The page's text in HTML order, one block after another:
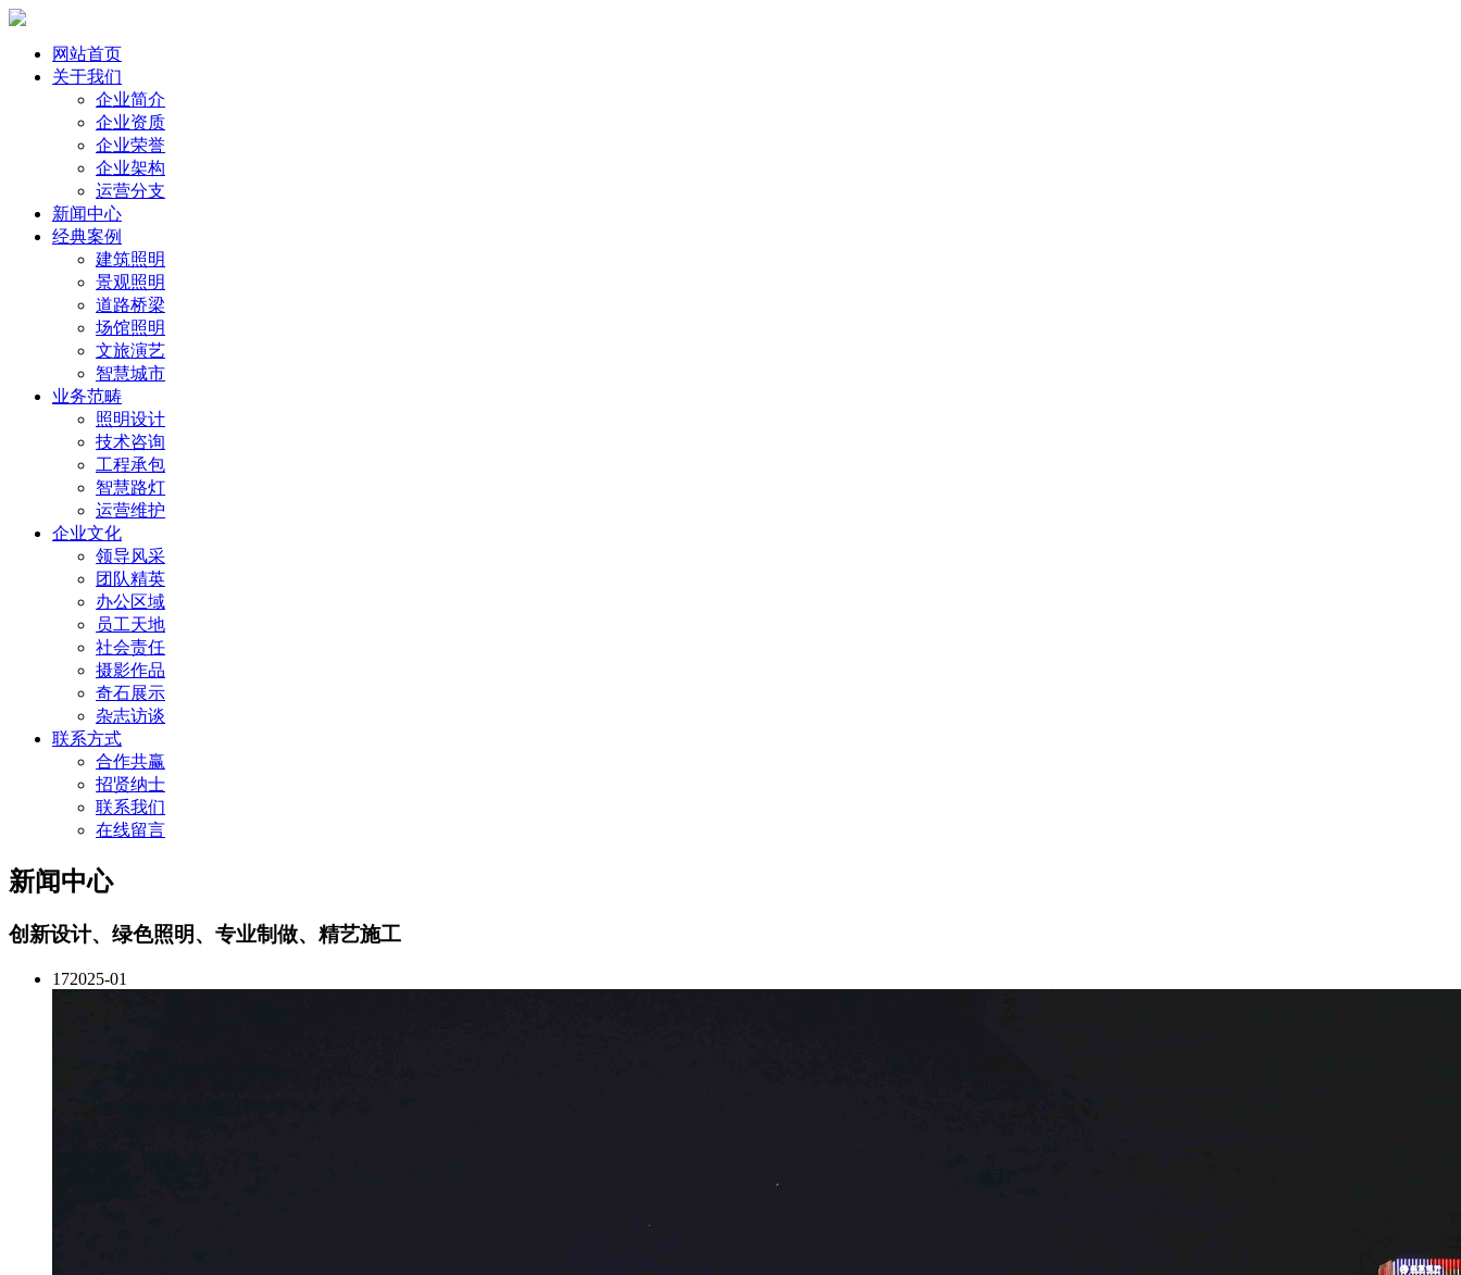
网站首页
关于我们
企业简介
企业资质
企业荣誉
企业架构
运营分支
新闻中心
经典案例
建筑照明
景观照明
道路桥梁
场馆照明
文旅演艺
智慧城市
业务范畴
照明设计
技术咨询
工程承包
智慧路灯
运营维护
企业文化
领导风采
团队精英
办公区域
员工天地
社会责任
摄影作品
奇石展示
杂志访谈
联系方式
合作共赢
招贤纳士
联系我们
在线留言
新闻中心
创新设计、绿色照明、专业制做、精艺施工
172025-01